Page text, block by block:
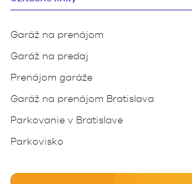
Garáž na prenájom
Garáž na predaj
Prenájom garáže
Garáž na prenájom Bratislava
Parkovanie v Bratislave
Parkovisko